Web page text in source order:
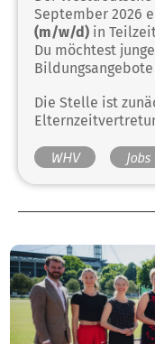
September 2026
(m/w/d) in
Du möchtest
Jugendarbeit im
weiterentwickeln?
Die Stelle ist
WHV Jobs